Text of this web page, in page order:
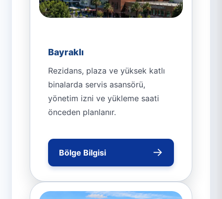
Bayraklı
Rezidans, plaza ve yüksek katlı
binalarda servis asansörü,
yönetim izni ve yükleme saati
önceden planlanır.
Bölge Bilgisi →